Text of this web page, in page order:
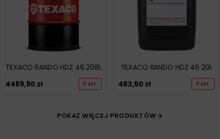
TEXACO RANDO HDZ 46 208L
4489,90 zł 0 szt.
TEXACO RANDO HDZ 46 20L
482,50 zł 0 szt.
POKAŻ WIĘCEJ PRODUKTÓW